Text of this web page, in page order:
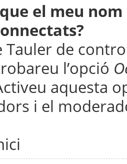
el meu
Tauler de
l’opció
aquesta
i el